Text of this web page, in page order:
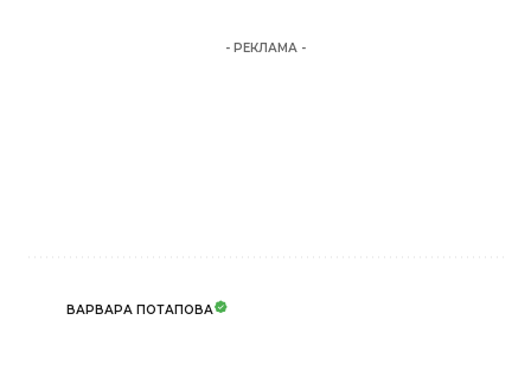
- РЕКЛАМА -
ВАРВАРА ПОТАПОВА